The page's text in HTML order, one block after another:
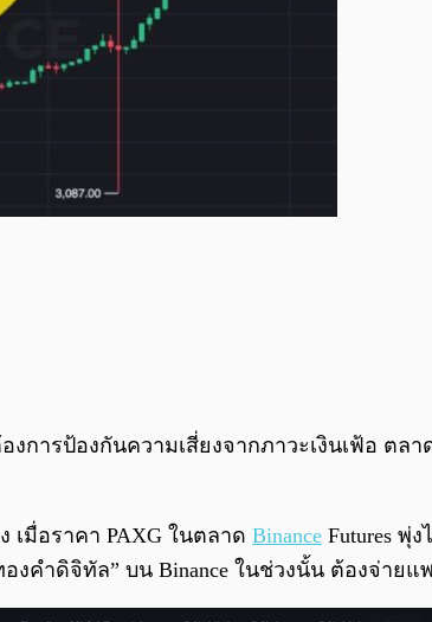
ารป้องกันความเสี่ยงจากภาวะเงินเฟ้อ ตล
เมื่อราคา PAXG ในตลาด Binance Futures พุ่
งคำดิจิทัล” บน Binance ในช่วงนั้น ต้องจ่าย